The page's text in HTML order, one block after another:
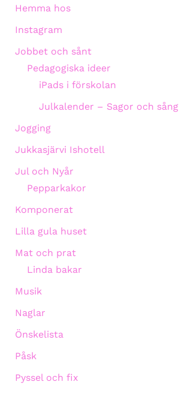
Hemma hos
Instagram
Jobbet och sånt
Pedagogiska ideer
iPads i förskolan
Julkalender – Sagor och sång
Jogging
Jukkasjärvi Ishotell
Jul och Nyår
Pepparkakor
Komponerat
Lilla gula huset
Mat och prat
Linda bakar
Musik
Naglar
Önskelista
Påsk
Pyssel och fix